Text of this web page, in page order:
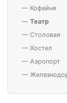
— Кофейня
— Театр
— Столовая
— Хостел
— Аэропорт
—